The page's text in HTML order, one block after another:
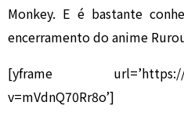
Monkey. E é bastante
encerramento do anime
[yframe url=’https://
v=mVdnQ70Rr8o’]